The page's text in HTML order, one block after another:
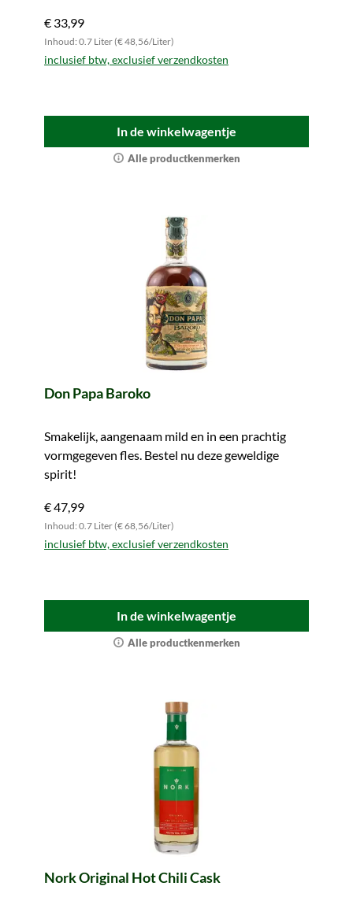
€ 33,99
Inhoud: 0.7 Liter (€ 48,56/Liter)
inclusief btw, exclusief verzendkosten
In de winkelwagentje
Alle productkenmerken
Don Papa Baroko
Smakelijk, aangenaam mild en in een prachtig
vormgegeven fles. Bestel nu deze geweldige
spirit!
€ 47,99
Inhoud: 0.7 Liter (€ 68,56/Liter)
inclusief btw, exclusief verzendkosten
In de winkelwagentje
Alle productkenmerken
Nork Original Hot Chili Cask